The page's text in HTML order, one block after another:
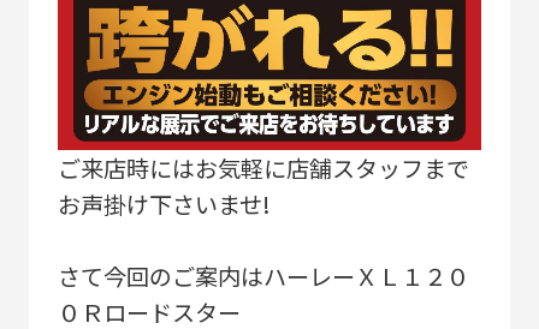
ご来店時にはお気軽に店舗スタッフまで
お声掛け下さいませ!
さて今回のご案内はハーレーＸＬ１２０
０Ｒロードスター